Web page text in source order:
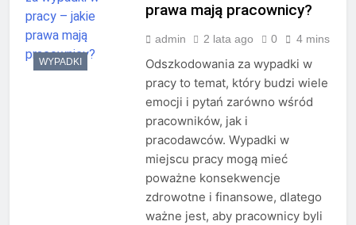
WYPADKI
prawa mają pracownicy?
admin 2 lata ago 0 4 mins
Odszkodowania za wypadki w
pracy to temat, który budzi wiele
emocji i pytań zarówno wśród
pracowników, jak i
pracodawców. Wypadki w
miejscu pracy mogą mieć
poważne konsekwencje
zdrowotne i finansowe, dlatego
ważne jest, aby pracownicy byli